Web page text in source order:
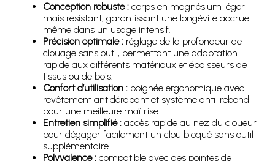
Conception robuste : corps en magnésium léger
mais résistant, garantissant une longévité accrue
même dans un usage intensif.
Précision optimale : réglage de la profondeur de
clouage sans outil, permettant une adaptation
rapide aux différents matériaux et épaisseurs de
tissus ou de bois.
Confort d’utilisation : poignée ergonomique avec
revêtement antidérapant et système anti-rebond
pour une meilleure maîtrise.
Entretien simplifié : accès rapide au nez du cloueur
pour dégager facilement un clou bloqué sans outil
supplémentaire.
Polyvalence : compatible avec des pointes de